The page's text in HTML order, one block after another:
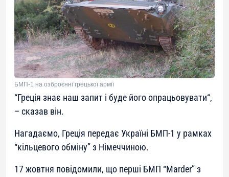
БМП-1 на озброєнні грецької армії
“Греція знає наш запит і буде його опрацьовувати“,
– сказав він.
Нагадаємо, Греція передає Україні БМП-1 у рамках
“кільцевого обміну” з Німеччиною.
17 жовтня повідомили, що перші БМП “Marder” з